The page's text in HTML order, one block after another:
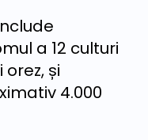
a 12 culturi
și
4.000